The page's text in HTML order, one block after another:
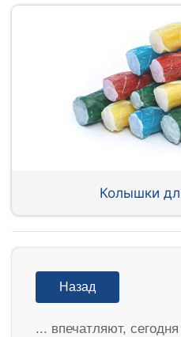
Колышки
Назад
... впечатляют,